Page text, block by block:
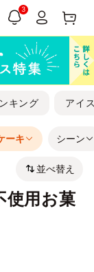
3
キング アイ
ーキ シーン
並べ替え
使用お菓